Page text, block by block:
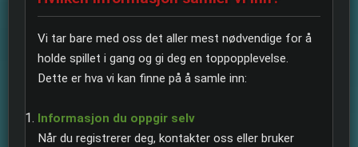
Vi tar bare med oss det aller mest nødvendige for å
holde spillet i gang og gi deg en toppopplevelse.
Dette er hva vi kan finne på å samle inn:
Informasjon du oppgir selv
Når du registrerer deg, kontakter oss eller bruker